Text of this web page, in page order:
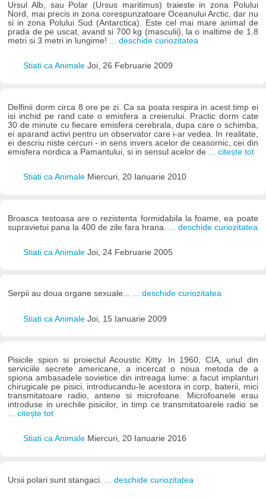
Ursul Alb, sau Polar (Ursus maritimus) traieste in zona Polului
Nord, mai precis in zona corespunzatoare Oceanului Arctic, dar nu
si in zona Polului Sud (Antarctica). Este cel mai mare animal de
prada de pe uscat, avand si 700 kg (masculii), la o inaltime de 1.8
metri si 3 metri in lungime! ... deschide curiozitatea
Stiati ca Animale Joi, 26 Februarie 2009
Delfinii dorm circa 8 ore pe zi. Ca sa poata respira in acest timp ei
isi inchid pe rand cate o emisfera a creierului. Practic dorm cate
30 de minute cu fiecare emisfera cerebrala, dupa care o schimba,
ei aparand activi pentru un observator care i-ar vedea. In realitate,
ei descriu niste cercuri - in sens invers acelor de ceasornic, cei din
emisfera nordica a Pamantului, si in sensul acelor de
... citește tot
Stiati ca Animale Miercuri, 20 Ianuarie 2010
Broasca testoasa are o rezistenta formidabila la foame, ea poate
supravietui pana la 400 de zile fara hrana.
... deschide curiozitatea
Stiati ca Animale Joi, 24 Februarie 2005
Serpii au doua organe sexuale... ... deschide curiozitatea
Stiati ca Animale Joi, 15 Ianuarie 2009
Pisicile spion si proiectul Acoustic Kitty. In 1960, CIA, unul din
serviciile secrete americane, a incercat o noua metoda de a
spiona ambasadele sovietice din intreaga lume: a facut implanturi
chirugicale pe pisici, introducandu-le acestora in corp, baterii, mici
transmitatoare radio, antene si microfoane. Microfoanele erau
introduse in urechile pisicilor, in timp ce transmitatoarele radio se
... citește tot
Stiati ca Animale Miercuri, 20 Ianuarie 2016
Ursii polari sunt stangaci. ... deschide curiozitatea